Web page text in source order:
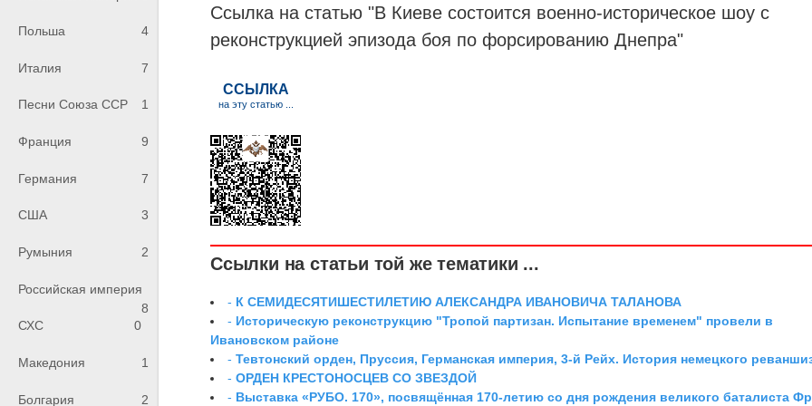
Польша 4
Италия 7
Песни Союза ССР 1
Франция 9
Германия 7
США 3
Румыния 2
Российская империя
8
СХС
0
Македония 1
Болгария 2
Ссылка на статью "В Киеве состоится военно-историческое шоу с
реконструкцией эпизода боя по форсированиюДнепра"
Ссылки на статьи той же тематики ...
- К СЕМИДЕСЯТИШЕСТИЛЕТИЮ АЛЕКСАНДРА ИВАНОВИЧА ТАЛАНОВА
- Историческую реконструкцию "Тропой партизан. Испытание временем" провели в
Ивановском районе
-Тевтонский орден, Пруссия, Германская империя, 3-й Рейх. История немецкого
-ОРДЕН КРЕСТОНОСЦЕВ СО ЗВЕЗДОЙ
- Выставка «РУБО. 170», посвящённая 170-летию со дня рождения великого баталиста